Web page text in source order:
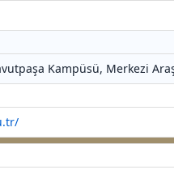
Kampüsü, Merkezi